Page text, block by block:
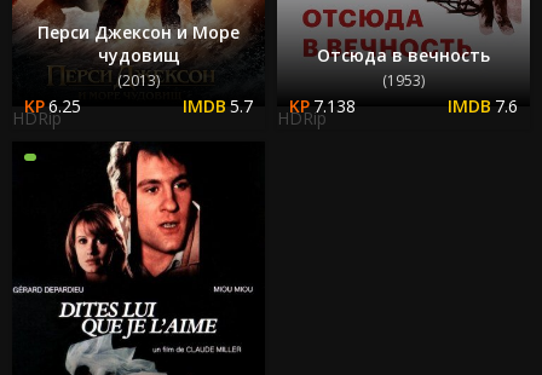
Перси Джексон и Море
чудовищ
(2013)
6.25 5.7
HDRip
Отсюда в вечность
(1953)
7.138 7.6
HDRip